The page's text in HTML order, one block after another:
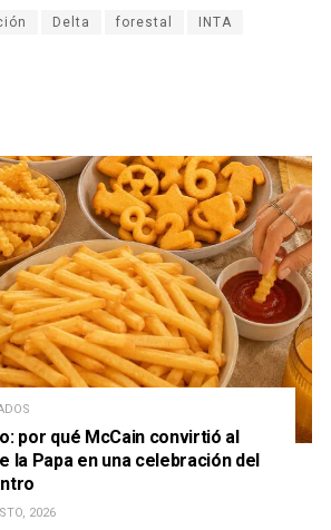
Delta forestal INTA
por qué McCain convirtió al
la Papa en una celebración del
2026